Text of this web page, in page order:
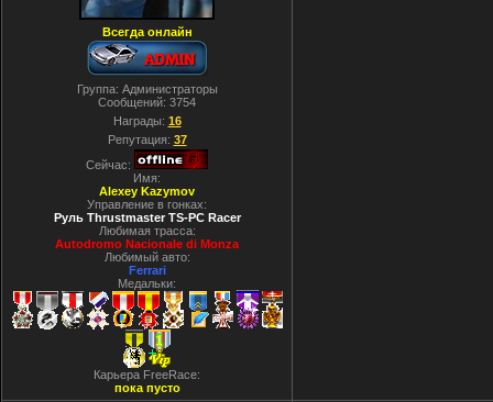
Всегда онлайн
Группа: Администраторы
Сообщений: 3754
Награды: 16
Репутация: 37
Сейчас:
Имя:
Alexey Kazymov
Управление в гонках:
Руль Thrustmaster TS-PC Racer
Любимая трасса:
Autodromo Nacionale di Monza
Любимый авто:
Ferrari
Медальки:
Карьера FreeRace:
пока пусто